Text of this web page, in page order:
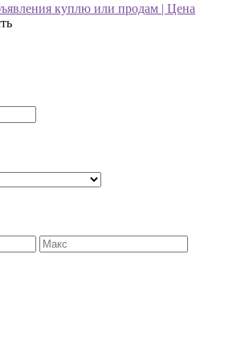
куплю или продам | Цена